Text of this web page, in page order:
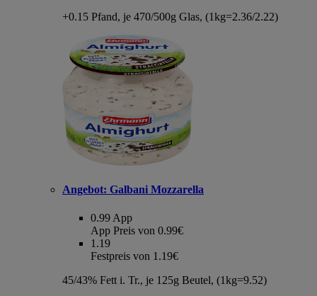
+0.15 Pfand, je 470/500g Glas, (1kg=2.36/2.22)
Angebot: Galbani Mozzarella
0.99 App
App Preis von 0.99€
1.19
Festpreis von 1.19€
45/43% Fett i. Tr., je 125g Beutel, (1kg=9.52)